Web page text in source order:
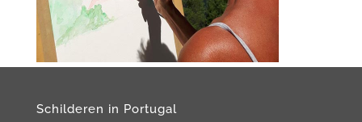
Schilderen in Portugal